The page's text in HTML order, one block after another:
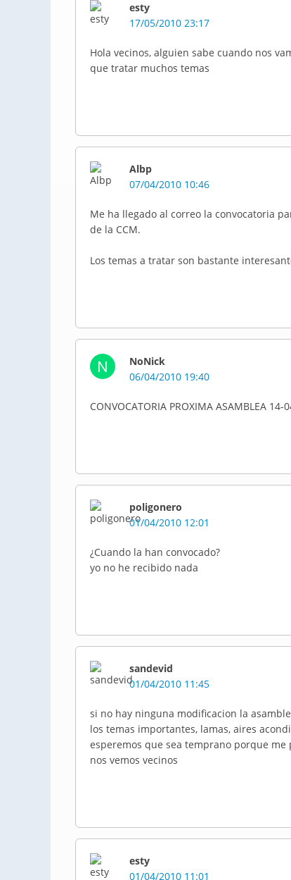
esty
17/05/2010 23:17
Hola vecinos, alguien sabe cuando nos
que tratar muchos temas
Albp
07/04/2010 10:46
Me ha llegado al correo la convocatoria
de la CCM.
Los temas a tratar son bastante
N
NoNick
06/04/2010 19:40
poligonero
01/04/2010 12:01
¿Cuando la han convocado?
yo no he recibido nada
sandevid
01/04/2010 11:45
si no hay ninguna modificacion la
los temas importantes, lamas, aires
esperemos que sea temprano porque me
nos vemos vecinos
esty
01/04/2010 11:01